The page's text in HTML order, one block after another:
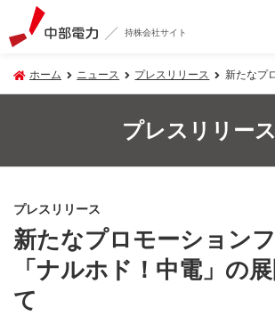
持株会社サイト
ホーム ニュース プレスリリース 新たなプ
プレスリリース
プレスリリース
新たなプロモーション
「ナルホド！中電」の
て